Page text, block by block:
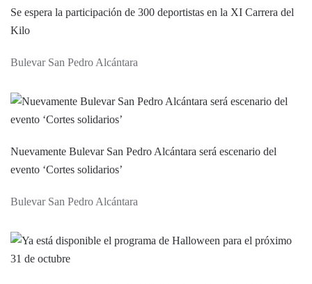
Se espera la participación de 300 deportistas en la XI Carrera del
Kilo
Bulevar San Pedro Alcántara
Nuevamente Bulevar San Pedro Alcántara será escenario del
evento ‘Cortes solidarios’
Bulevar San Pedro Alcántara